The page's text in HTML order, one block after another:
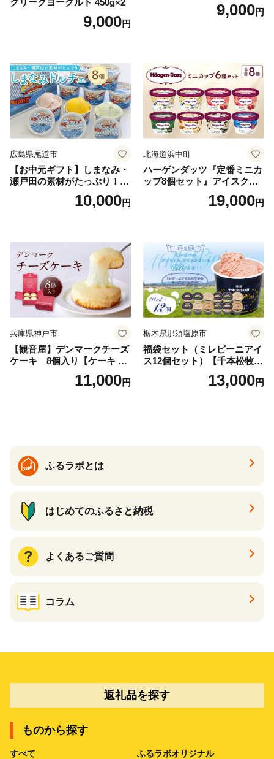
9,000円
9,000円
広島県尾道市
【お中元ギフト】しまなみ・
瀬戸田の素材がたっぷり！ジ
10,000円
北海道浜中町
ハーゲンダッツ『定番ミニカ
ップ8個セット』アイスクリ
ーム アイス スイーツ デザー
19,000円
兵庫県神戸市
【観音屋】デンマークチーズ
ケーキ 8個入り【ケーキ チ
ーズケーキ 人気スイーツ お
すすめスイーツ 神戸スイー
11,000円
栃木県那須塩原市
福袋セット（ミレピーニアイ
ス12個セット）【千本松牧
場】 ns025-014-12 【デザー
ト 詰め合わせ ギフト】
13,000円
ふるラボとは
はじめてのふるさと納税
よくあるご質問
コラム
返礼品を探す
ものから探す
すべて ふるラボオリジナル